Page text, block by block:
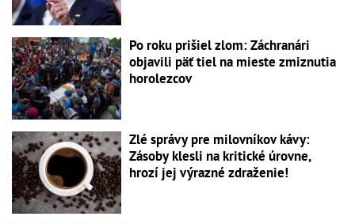
Po roku prišiel zlom: Záchranári
objavili päť tiel na mieste zmiznutia
horolezcov
Zlé správy pre milovníkov kávy:
Zásoby klesli na kritické úrovne,
hrozí jej výrazné zdraženie!